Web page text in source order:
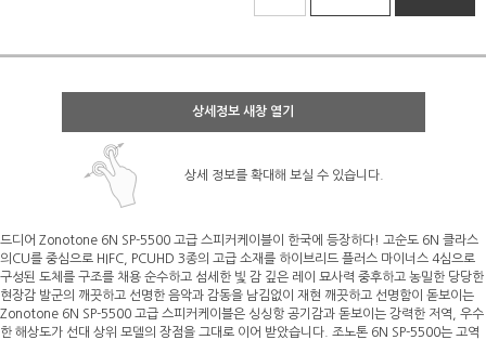
상세정보 새창 열기
상세 정보를 확대해 보실 수 있습니다.
드디어 Zonotone 6N SP-5500 고급 스피커케이블이 한국에 등장하다! 고순도 6N 클라스
의CU를 중심으로 HIFC, PCUHD 3종의 고급 소재를 하이브리드 플러스 마이너스 4심으로
구성된 도체를 구조를 채용 순수하고 섬세한 빛 감 깊은 레이 묘사력 중후하고 농밀한 당당한
현장감 발군의 깨끗하고 선명한 음악과 감동을 남김없이 재현 깨끗하고 선명함이 돋보이는
Zonotone 6N SP-5500 고급 스피커케이블은 싱싱항 공기감과 돋보이는 강력한 저역, 우수
한 해상도가 선대 상위 모델의 장점을 그대로 이어 받았습니다. 조노톤 6N SP-5500는 고역